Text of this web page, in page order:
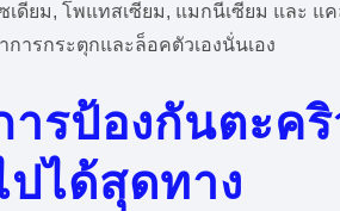
เดียม, โพแทสเซียม, แมกนีเซียม และ แ
การกระตุกและล็อคตัวเองนั่นเอง
ารป้องกันตะค
ปได้สุดทาง